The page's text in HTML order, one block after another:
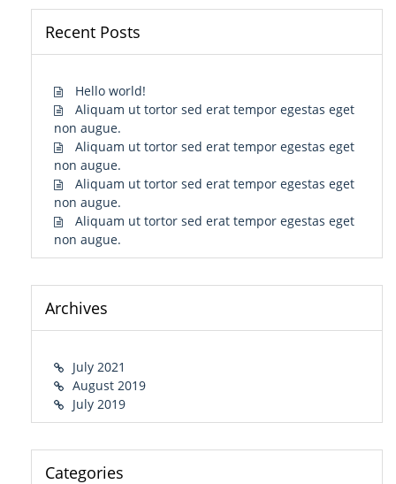
Recent Posts
Hello world!
Aliquam ut tortor sed erat tempor egestas eget
non augue.
Aliquam ut tortor sed erat tempor egestas eget
non augue.
Aliquam ut tortor sed erat tempor egestas eget
non augue.
Aliquam ut tortor sed erat tempor egestas eget
non augue.
Archives
July 2021
August 2019
July 2019
Categories